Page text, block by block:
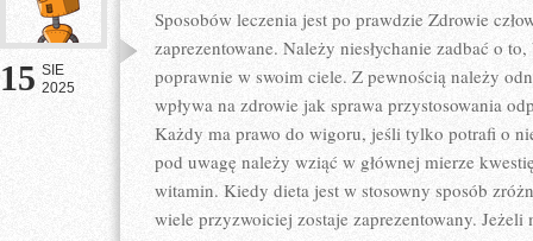
15 SIE
2025
Sposobów leczenia jest po prawdzie Zdrowie
zaprezentowane. Należy niesłychanie zadbać o
poprawnie w swoim ciele. Z pewnością należy
wpływa na zdrowie jak sprawa przystosowania
Każdy ma prawo do wigoru, jeśli tylko potrafi o
pod uwagę należy wziąć w głównej mierze
witamin. Kiedy dieta jest w stosowny sposób
wiele przyzwoiciej zostaje zaprezentowany. Jeżeli